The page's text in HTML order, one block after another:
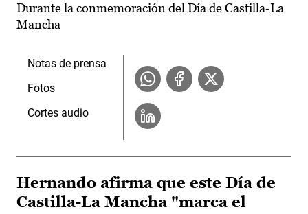
Durante la conmemoración del Día de Castilla-La
Mancha
Notas de prensa
Fotos
Cortes audio
Hernando afirma que este Día de
Castilla-La Mancha "marca el